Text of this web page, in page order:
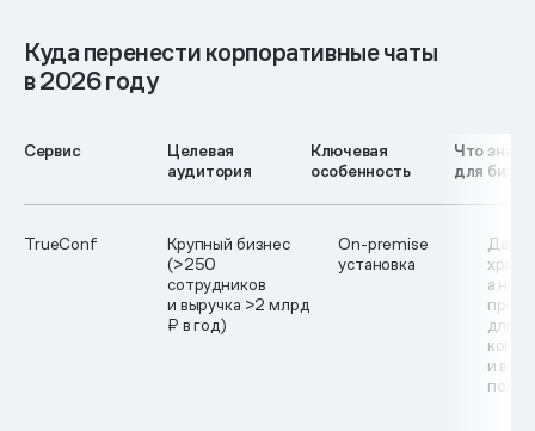
Куда перенести корпоративные чаты
в 2026 году
Сервис
Целевая
аудитория
Ключевая
особенность
Что
для
TrueConf
Крупный бизнес
(>250
сотрудников
и выручка >2 млрд
₽ в год)
On-premise
установка
а не
для
и